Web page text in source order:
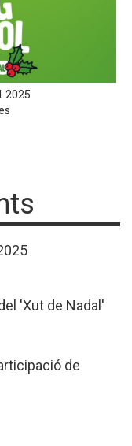
2025
'Xut de Nadal'
de